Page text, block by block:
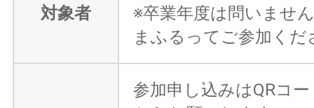
対象者
※卒業年度は問いませ
まふるってご参加くだ
参加申し込みはQRコ